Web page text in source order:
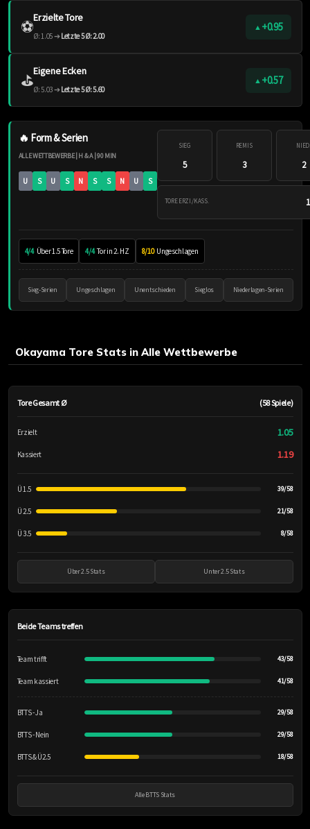
⚽️Erzielte Tore
Ø: 1.05 ➔Letzte 5 Ø: 2.00
▲ +0.95
⛳️Eigene Ecken
Ø: 5.03 ➔Letzte 5 Ø: 5.60
▲ +0.57
🔥 Form & Serien
ALLE WETTBEWERBE | H & A | 90 MIN
U S U S N S S N U S
SIEG
5
REMIS
3
NIED.
2
TORE ERZI./KASS.
4/4 Über 1.5 Tore 4/4 Tor in 2. HZ 8/10 Ungeschlagen
Sieg-Serien Ungeschlagen Unentschieden Sieglos Niederlagen-Serien
Okayama Tore Stats in Alle Wettbewerbe
Tore Gesamt Ø (58 Spiele)
Erzielt 1.05
Kassiert 1.19
Ü 1.5 39/58
Ü 2.5 21/58
Ü 3.5 8/58
Über 2.5 Stats Unter 2.5 Stats
Beide Teams treffen
Team trifft 43/58
Team kassiert 41/58
BTTS - Ja 29/58
BTTS - Nein 29/58
BTTS & Ü2.5 18/58
Alle BTTS Stats